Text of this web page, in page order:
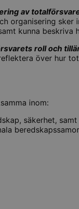
av
organisering
kunna
roll och
över hur
inom:
säkerhet,